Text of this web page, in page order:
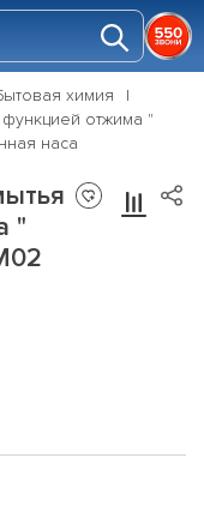
химия
отжима "
наса
"